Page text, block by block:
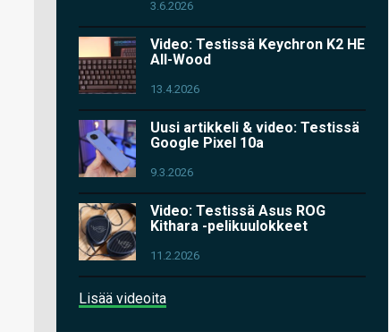
3.6.2026
Video: Testissä Keychron K2 HE
All-Wood
13.4.2026
Uusi artikkeli & video: Testissä
Google Pixel 10a
9.3.2026
Video: Testissä Asus ROG
Kithara -pelikuulokkeet
11.2.2026
Lisää videoita